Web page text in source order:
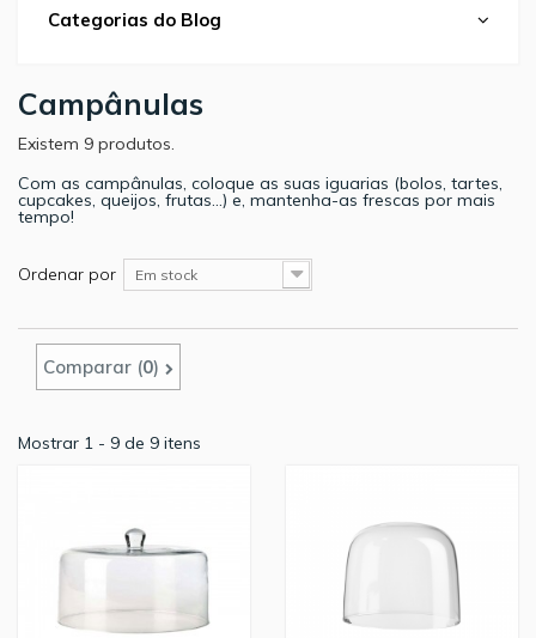
Categorias do Blog
Campânulas
Existem 9 produtos.
Com as campânulas, coloque as suas iguarias (bolos, tartes,
cupcakes, queijos, frutas...) e, mantenha-as frescas por mais
tempo!
Ordenar por Em stock
Comparar (0)
Mostrar 1 - 9 de 9 itens